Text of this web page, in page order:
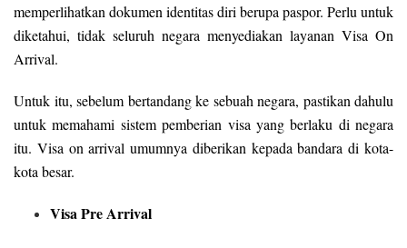
memperlihatkan dokumen identitas diri berupa paspor. Perlu untuk
diketahui, tidak seluruh negara menyediakan layanan Visa On
Arrival.
Untuk itu, sebelum bertandang ke sebuah negara, pastikan dahulu
untuk memahami sistem pemberian visa yang berlaku di negara
itu. Visa on arrival umumnya diberikan kepada bandara di kota-
kota besar.
Visa Pre Arrival